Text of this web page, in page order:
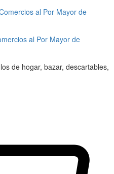
al Por Mayor de
de hogar, bazar, descartables,